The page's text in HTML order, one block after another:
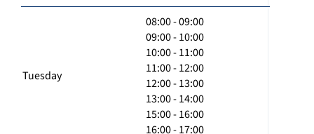
Tuesday
08:00 - 09:00
09:00 - 10:00
10:00 - 11:00
11:00 - 12:00
12:00 - 13:00
13:00 - 14:00
15:00 - 16:00
16:00 - 17:00